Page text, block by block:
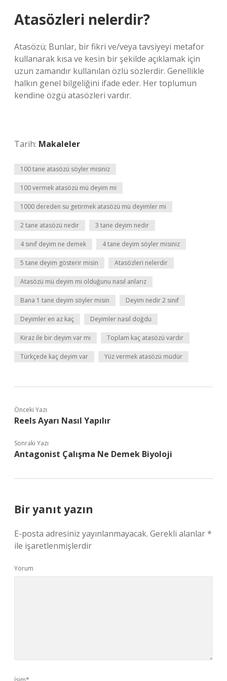
Atasözleri nelerdir?
Atasözü; Bunlar, bir fikri ve/veya tavsiyeyi metafor
kullanarak kısa ve kesin bir şekilde açıklamak için
uzun zamandır kullanılan özlü sözlerdir. Genellikle
halkın genel bilgeliğini ifade eder. Her toplumun
kendine özgü atasözleri vardır.
Tarih: Makaleler
100 tane atasözü söyler misiniz
100 vermek atasözü mü deyim mi
1000 dereden su getirmek atasözü mü deyimler mi
2 tane atasözü nedir 3 tane deyim nedir
4 sınıf deyim ne demek 4 tane deyim söyler misiniz
5 tane deyim gösterir misin Atasözleri nelerdir
Atasözü mü deyim mi olduğunu nasıl anlarız
Bana 1 tane deyim söyler misin Deyim nedir 2 sınıf
Deyimler en az kaç Deyimler nasıl doğdu
Kiraz ile bir deyim var mı Toplam kaç atasözü vardır
Türkçede kaç deyim var Yüz vermek atasözü müdür
Önceki Yazı
Reels Ayarı Nasıl Yapılır
Sonraki Yazı
Antagonist Çalışma Ne Demek Biyoloji
Bir yanıt yazın
E-posta adresiniz yayınlanmayacak. Gerekli alanlar*
ile işaretlenmişlerdir
Yorum